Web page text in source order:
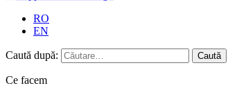
RO
EN
Caută după:
Ce facem